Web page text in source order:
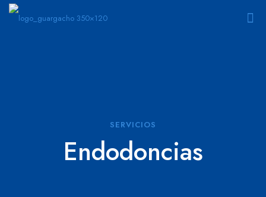
SERVICIOS
Endodoncias